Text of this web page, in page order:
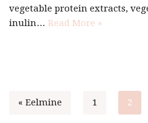
vegetable protein extracts,
inulin… Read More »
« Eelmine 1 2